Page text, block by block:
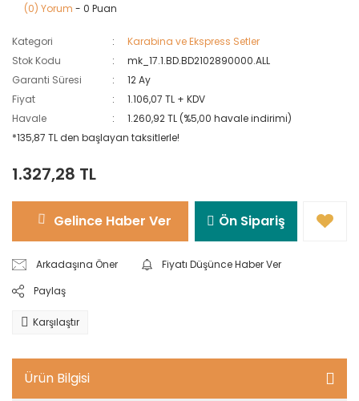
(0) Yorum - 0 Puan
Kategori
Karabina ve Ekspress Setler
Stok Kodu
mk_17.1.BD.BD2102890000.ALL
Garanti Süresi
12 Ay
Fiyat
1.106,07 TL + KDV
Havale
1.260,92 TL (%5,00 havale indirimi)
*135,87 TL den başlayan taksitlerle!
1.327,28 TL
Gelince Haber Ver Ön Sipariş
Arkadaşına Öner
Fiyatı Düşünce Haber Ver
Paylaş
Karşılaştır
Ürün Bilgisi